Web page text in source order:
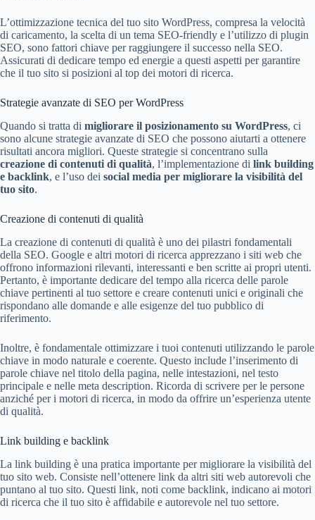
L’ottimizzazione tecnica del tuo sito WordPress, compresa la velocità
di caricamento, la scelta di un tema SEO-friendly e l’utilizzo di plugin
SEO, sono fattori chiave per raggiungere il successo nella SEO.
Assicurati di dedicare tempo ed energie a questi aspetti per garantire
che il tuo sito si posizioni al top dei motori di ricerca.
Strategie avanzate di SEO per WordPress
Quando si tratta di migliorare il posizionamento su WordPress, ci
sono alcune strategie avanzate di SEO che possono aiutarti a ottenere
risultati ancora migliori. Queste strategie si concentrano sulla
creazione di contenuti di qualità, l’implementazione di link building
e backlink, e l’uso dei social media per migliorare la visibilità del
tuo sito.
Creazione di contenuti di qualità
La creazione di contenuti di qualità è uno dei pilastri fondamentali
della SEO. Google e altri motori di ricerca apprezzano i siti web che
offrono informazioni rilevanti, interessanti e ben scritte ai propri utenti.
Pertanto, è importante dedicare del tempo alla ricerca delle parole
chiave pertinenti al tuo settore e creare contenuti unici e originali che
rispondano alle domande e alle esigenze del tuo pubblico di
riferimento.
Inoltre, è fondamentale ottimizzare i tuoi contenuti utilizzando le parole
chiave in modo naturale e coerente. Questo include l’inserimento di
parole chiave nel titolo della pagina, nelle intestazioni, nel testo
principale e nelle meta description. Ricorda di scrivere per le persone
anziché per i motori di ricerca, in modo da offrire un’esperienza utente
di qualità.
Link building e backlink
La link building è una pratica importante per migliorare la visibilità del
tuo sito web. Consiste nell’ottenere link da altri siti web autorevoli che
puntano al tuo sito. Questi link, noti come backlink, indicano ai motori
di ricerca che il tuo sito è affidabile e autorevole nel tuo settore.